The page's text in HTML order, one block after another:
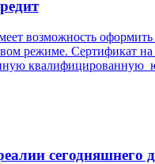
возможность
режиме. Сертификат
сегодняшнего